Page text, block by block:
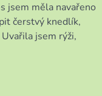
jsem měla navařeno
čerstvý knedlík,
jsem rýži,